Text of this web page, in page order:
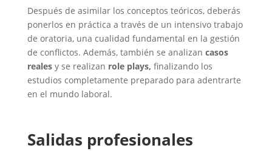
Después de asimilar los conceptos teóricos, deberás
ponerlos en práctica a través de un intensivo trabajo
de oratoria, una cualidad fundamental en la gestión
de conflictos. Además, también se analizan casos
realesy se realizan role plays, finalizando los
estudios completamente preparado para adentrarte
en el mundo laboral.
Salidas profesionales